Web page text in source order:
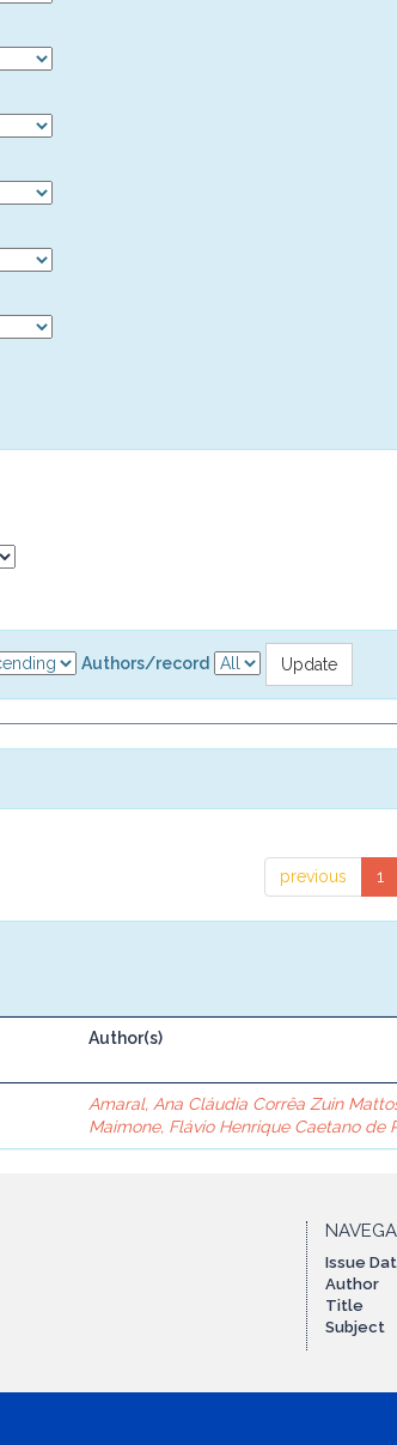
Authors/record
previous 1
Author(s)
Amaral, Ana Cláudia Corrêa Zuin
Maimone, Flávio Henrique Caetano de
Issue
Author
Title
Subject